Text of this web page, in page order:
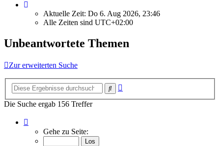
Aktuelle Zeit: Do 6. Aug 2026, 23:46
Alle Zeiten sind UTC+02:00
Unbeantwortete Themen
Zur erweiterten Suche
Suche
Die Suche ergab 156 Treffer
von
Gehe zu Seite: